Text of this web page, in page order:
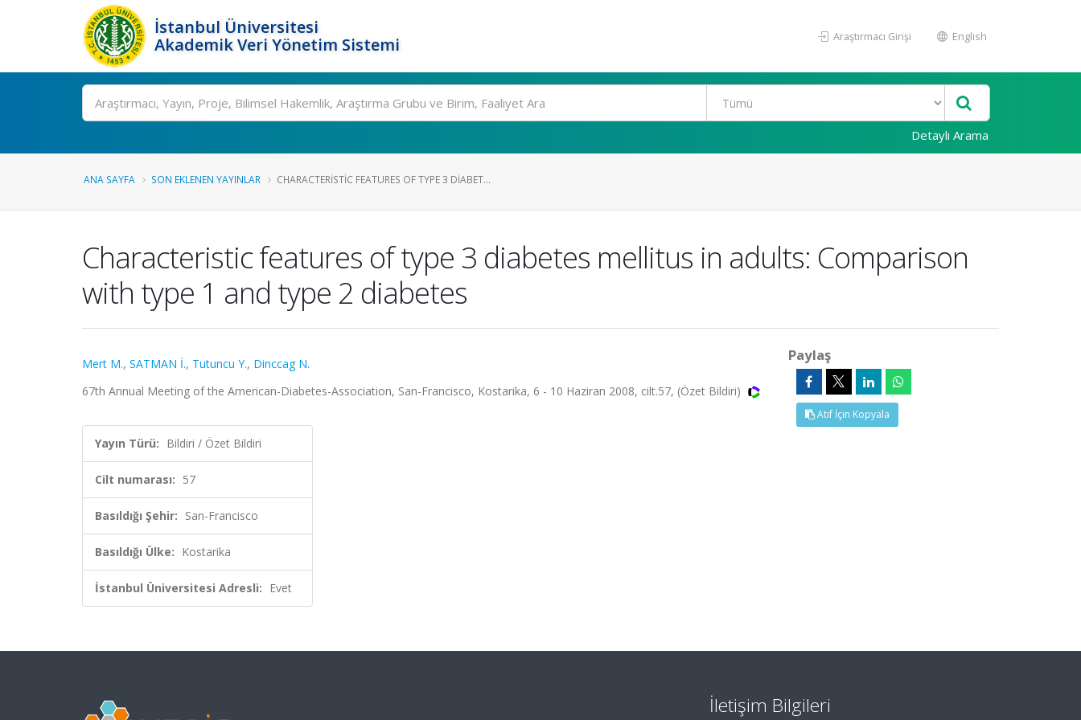
İstanbul Üniversitesi
Akademik Veri Yönetim Sistemi
Araştırmacı Girişi English
Ara
Detaylı Arama
ANA SAYFA SON EKLENEN YAYINLAR CHARACTERISTIC FEATURES OF TYPE 3 DIABET...
Characteristic features of type 3 diabetes mellitus in adults: Comparison
with type 1 and type 2 diabetes
Mert M., SATMAN İ., Tutuncu Y., Dinccag N.
67th Annual Meeting of the American-Diabetes-Association, San-Francisco, Kostarika, 6 - 10 Haziran 2008, cilt.57, (Özet Bildiri)
Yayın Türü: Bildiri / Özet Bildiri
Cilt numarası: 57
Basıldığı Şehir: San-Francisco
Basıldığı Ülke: Kostarika
İstanbul Üniversitesi Adresli: Evet
Paylaş
Atıf İçin Kopyala
İletişim Bilgileri